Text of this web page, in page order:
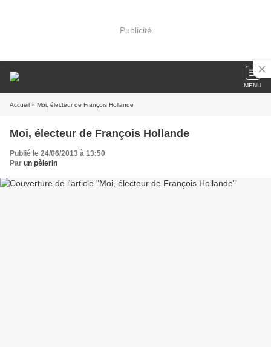
Publicité
MENU
Accueil » Moi, électeur de François Hollande
Moi, électeur de François Hollande
Publié le 24/06/2013 à 13:50
Par un pèlerin